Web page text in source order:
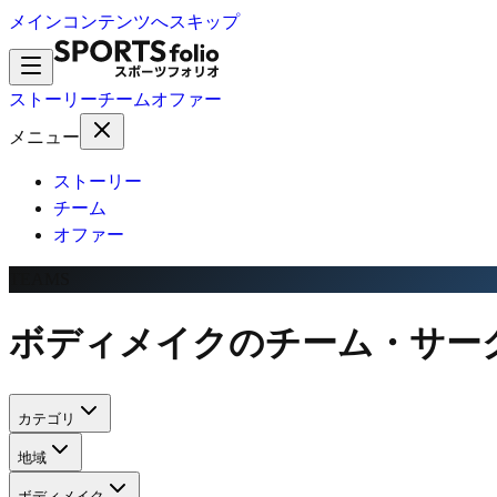
メインコンテンツへスキップ
ストーリーチームオファー
メニュー
ストーリー
チーム
オファー
ボディメイクのチーム・サー
カテゴリ
地域